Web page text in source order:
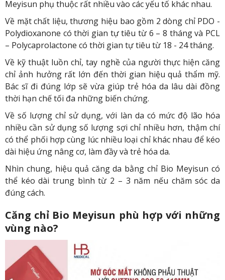
Meyisun phụ thuộc rất nhiều vào các yếu tố khác nhau.
Về mặt chất liệu, thương hiệu bao gồm 2 dòng chỉ PDO -
Polydioxanone có thời gian tự tiêu từ 6 – 8 tháng và PCL
– Polycaprolactone có thời gian tự tiêu từ 18 - 24 tháng.
Về kỹ thuật luồn chỉ, tay nghề của người thực hiện căng
chỉ ảnh hưởng rất lớn đến thời gian hiệu quả thẩm mỹ.
Bác sĩ đi đúng lớp sẽ vừa giúp trẻ hóa da lâu dài đồng
thời hạn chế tối đa những biến chứng.
Về số lượng chỉ sử dụng, với làn da có mức độ lão hóa
nhiều cần sử dụng số lượng sợi chỉ nhiều hơn, thậm chí
có thể phối hợp cùng lúc nhiều loại chỉ khác nhau để kéo
dài hiệu ứng nâng cơ, làm đầy và trẻ hóa da.
Nhìn chung, hiệu quả căng da bằng chỉ Bio Meyisun có
thể kéo dài trung bình từ 2 – 3 năm nếu chăm sóc da
đúng cách.
Căng chỉ Bio Meyisun phù hợp với những
vùng nào?